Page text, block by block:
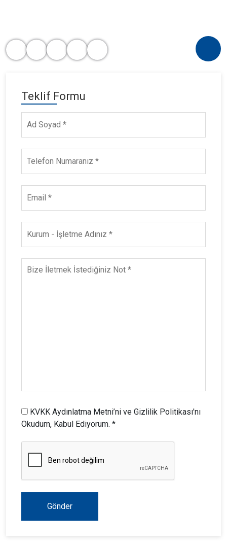
Teklif Formu
KVKK Aydınlatma Metni’ni ve Gizlilik Politikası'nı
Okudum, Kabul Ediyorum. *
Gönder